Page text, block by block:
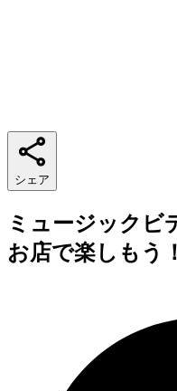
シェア
ミュージックビ
お店で楽しもう！